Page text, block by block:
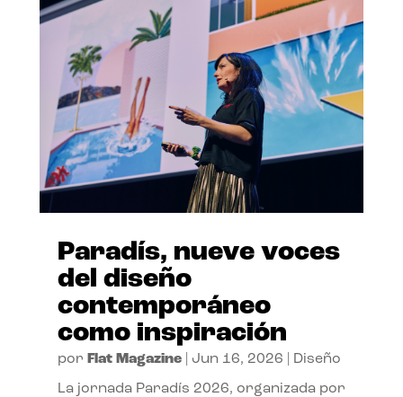
Paradís, nueve voces
del diseño
contemporáneo
como inspiración
por Flat Magazine| Jun 16, 2026 Diseño
La jornada Paradís 2026, organizada por